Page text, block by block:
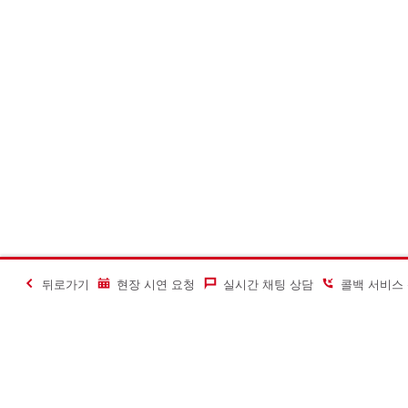
뒤로가기 현장 시연 요청 실시간 채팅 상담 콜백 서비스